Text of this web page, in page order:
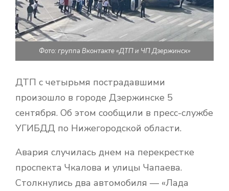
Н
Ю
Фото: группа Вконтакте «ДТП и ЧП Дзержинск»
ДТП с четырьмя пострадавшими
произошло в городе Дзержинске 5
сентября. Об этом сообщили в пресс-службе
УГИБДД по Нижегородской области.
Авария случилась днем на перекрестке
проспекта Чкалова и улицы Чапаева.
Столкнулись два автомобиля — «Лада